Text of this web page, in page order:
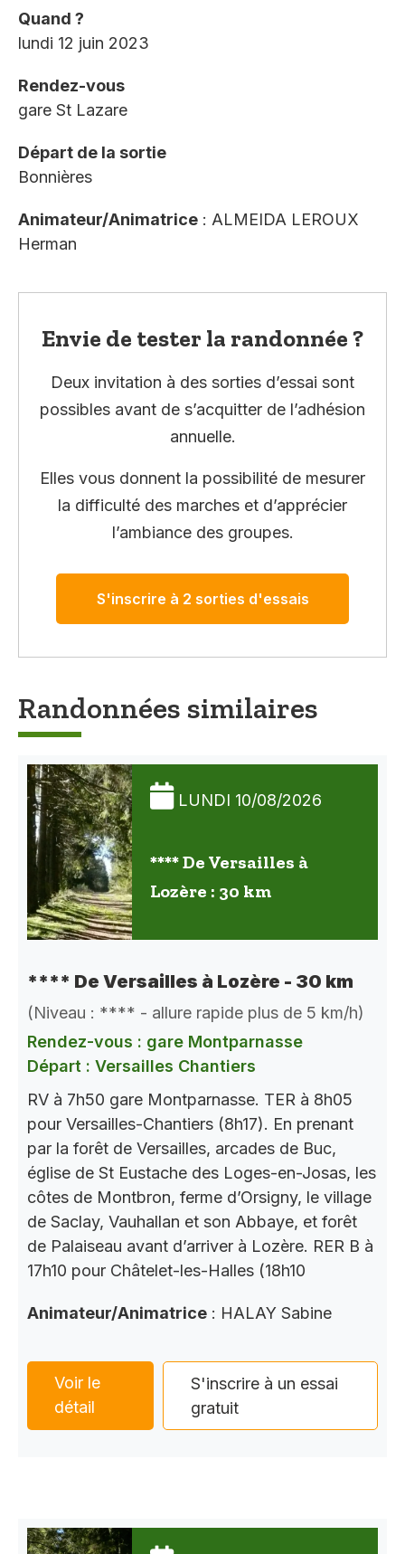
Quand ?
lundi 12 juin 2023
Rendez-vous
gare St Lazare
Départ de la sortie
Bonnières
Animateur/Animatrice : ALMEIDA LEROUX
Herman
Envie de tester la randonnée ?
Deux invitation à des sorties d’essai sont
possibles avant de s’acquitter de l’adhésion
annuelle.
Elles vous donnent la possibilité de mesurer
la difficulté des marches et d’apprécier
l’ambiance des groupes.
S'inscrire à 2 sorties d'essais
Randonnées similaires
LUNDI 10/08/2026
**** De Versailles à
Lozère : 30 km
**** De Versailles à Lozère - 30 km
(Niveau : **** - allure rapide plus de 5 km/h)
Rendez-vous : gare Montparnasse
Départ : Versailles Chantiers
RV à 7h50 gare Montparnasse. TER à 8h05
pour Versailles-Chantiers (8h17). En prenant
par la forêt de Versailles, arcades de Buc,
église de St Eustache des Loges-en-Josas, les
côtes de Montbron, ferme d’Orsigny, le village
de Saclay, Vauhallan et son Abbaye, et forêt
de Palaiseau avant d’arriver à Lozère. RER B à
17h10 pour Châtelet-les-Halles (18h10
Animateur/Animatrice : HALAY Sabine
Voir le
détail
S'inscrire à un essai
gratuit